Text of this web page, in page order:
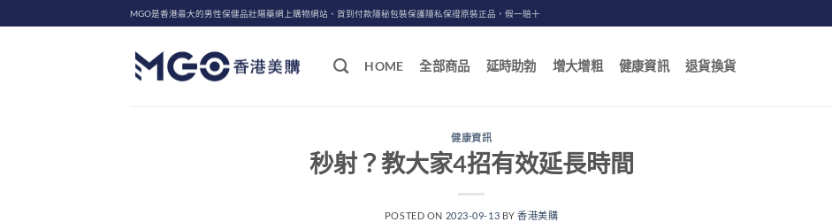
to
MGO是香港最大的男性保健品壯陽藥網上購物網站、貨到付款隱秘包裝保護隱私保證原裝正品，假一賠十
HOME 全部商品 延時助勃 增大增粗 健康資訊 退貨換貨
健康資訊
秒射？教大家4招有效延長時間
POSTED ON 2023-09-13 BY香港美購